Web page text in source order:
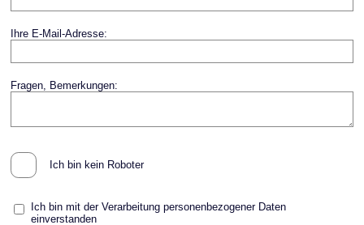
Ihre E-Mail-Adresse:
Fragen, Bemerkungen:
Ich bin kein Roboter
Ich bin mit der Verarbeitung personenbezogener Daten
einverstanden